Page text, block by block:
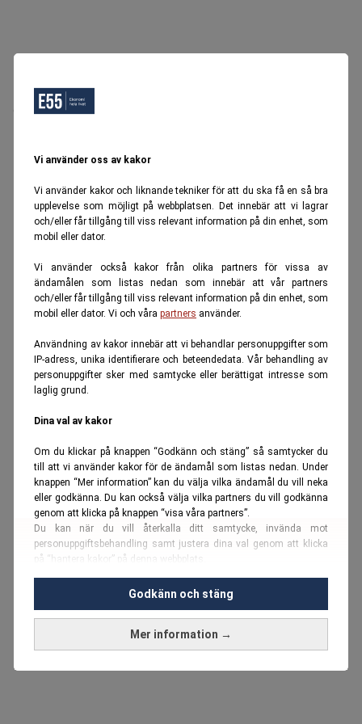
Vi använder oss av kakor
Vi använder kakor och liknande tekniker för att du ska få en så bra
upplevelse som möjligt på webbplatsen. Det innebär att vi lagrar
och/eller får tillgång till viss relevant information på din enhet, som
mobil eller dator.
Vi använder också kakor från olika partners för vissa av
ändamålen som listas nedan som innebär att vår partners
och/eller får tillgång till viss relevant information på din enhet, som
mobil eller dator. Vi och våra partners använder.
Användning av kakor innebär att vi behandlar personuppgifter som
IP-adress, unika identifierare och beteendedata. Vår behandling av
personuppgifter sker med samtycke eller berättigat intresse som
laglig grund.
Dina val av kakor
Om du klickar på knappen “Godkänn och stäng” så samtycker du
till att vi använder kakor för de ändamål som listas nedan. Under
knappen “Mer information” kan du välja vilka ändamål du vill neka
eller godkänna. Du kan också välja vilka partners du vill godkänna
genom att klicka på knappen “visa våra partners”.
Du kan när du vill återkalla ditt samtycke, invända mot
personuppgiftsbehandling samt justera dina val genom att klicka
på “hantera kakor” på denna webbplats.
Du kan fördjupa dig ytterligare i vårcookie-policy
Vi använder kakor och personuppgifter för dessa syften:
Nödvändiga cookies och liknande tekniker, anpassning av
Mer information →
Godkänn och stäng
Oops, Ett fel inträffade.